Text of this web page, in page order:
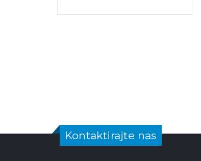
Kontaktirajte nas